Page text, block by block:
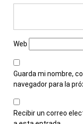
Web
Guarda mi nombre,
navegador para la
Recibir un correo